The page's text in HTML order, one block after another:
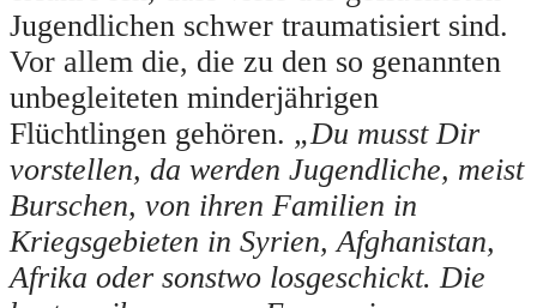
Jugendlichen schwer traumatisiert sind.
Vor allem die, die zu den so genannten
unbegleiteten minderjährigen
Flüchtlingen gehören. „Du musst Dir
vorstellen, da werden Jugendliche, meist
Burschen, von ihren Familien in
Kriegsgebieten in Syrien, Afghanistan,
Afrika oder sonstwo losgeschickt. Die